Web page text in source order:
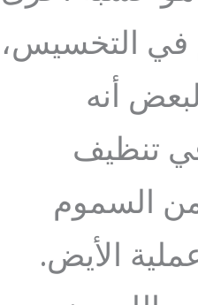
في التخسيس،
أنه
تنظيف
السموم
الأيض.